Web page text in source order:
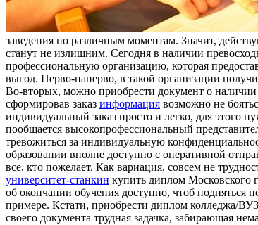
заведения по различным моментам. Значит,
станут не излишним. Сегодня в наличии
профессиональную организацию, которая
выгод. Перво-наперво, в такой организации
Во-вторых, можно приобрести документ о наличии
сформировав заказ информация возможно не
индивидуальный заказ просто и легко, для этого
пообщается высокопрофессиональный
тревожиться за индивидуальную
образовании вполне доступно с оперативной
все, кто пожелает. Как вариация, совсем не
университет-станкин купить диплом Московского
об окончании обучения доступно, чтоб подняться
примере. Кстати, приобрести диплом колледжа/
своего документа трудная задачка, забирающая